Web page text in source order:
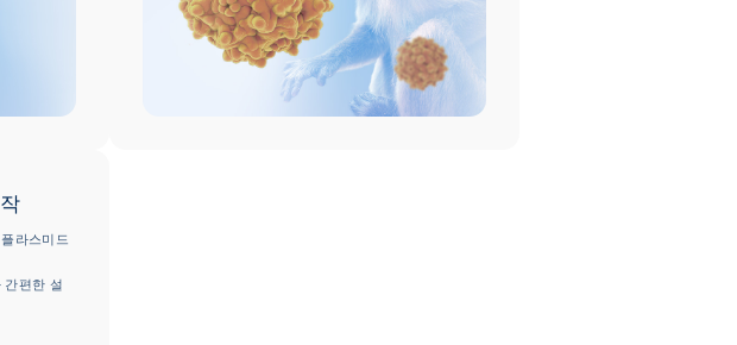
라스미드
편한 설